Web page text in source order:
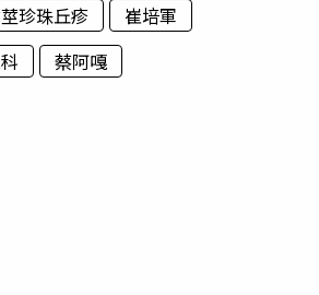
珍珠丘疹
崔培軍
蔡阿嘎